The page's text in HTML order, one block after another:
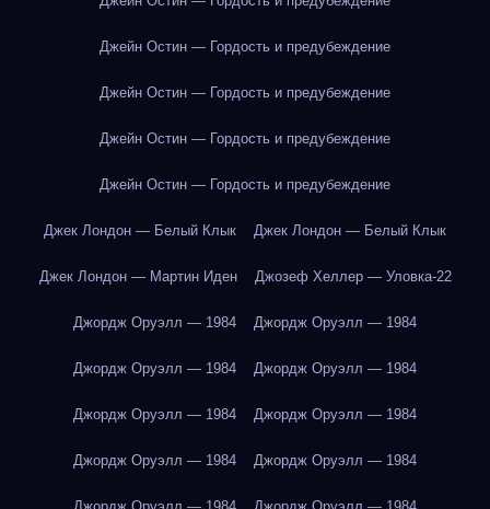
Джейн Остин — Гордость и предубеждение
Джейн Остин — Гордость и предубеждение
Джейн Остин — Гордость и предубеждение
Джейн Остин — Гордость и предубеждение
Джек Лондон — Белый Клык Джек Лондон — Белый Клык
Джек Лондон — Мартин Иден Джозеф Хеллер — Уловка-22
Джордж Оруэлл — 1984 Джордж Оруэлл — 1984
Джордж Оруэлл — 1984 Джордж Оруэлл — 1984
Джордж Оруэлл — 1984 Джордж Оруэлл — 1984
Джордж Оруэлл — 1984 Джордж Оруэлл — 1984